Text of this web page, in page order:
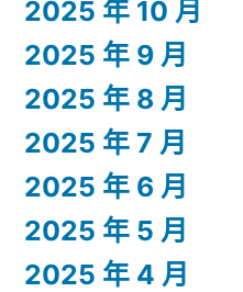
2025 年 10 月
2025 年 9 月
2025 年 8 月
2025 年 7 月
2025 年 6 月
2025 年 5 月
2025 年 4 月